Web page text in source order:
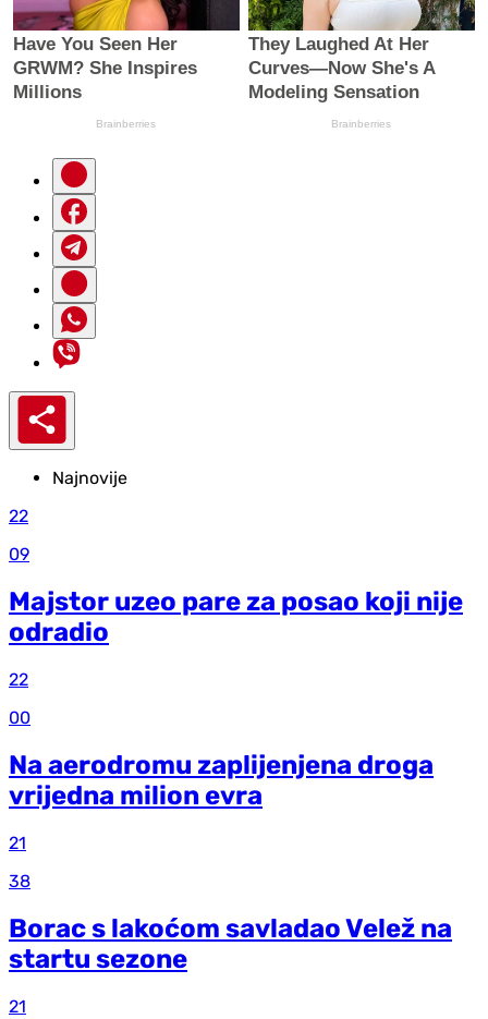
Najnovije
22
09
Majstor uzeo pare za posao koji nije
odradio
22
00
Na aerodromu zaplijenjena droga
vrijedna milion evra
21
38
Borac s lakoćom savladao Velež na
startu sezone
21